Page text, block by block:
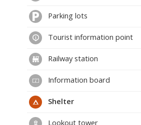
Parking lots
Tourist information point
Railway station
Information board
Shelter
Lookout tower